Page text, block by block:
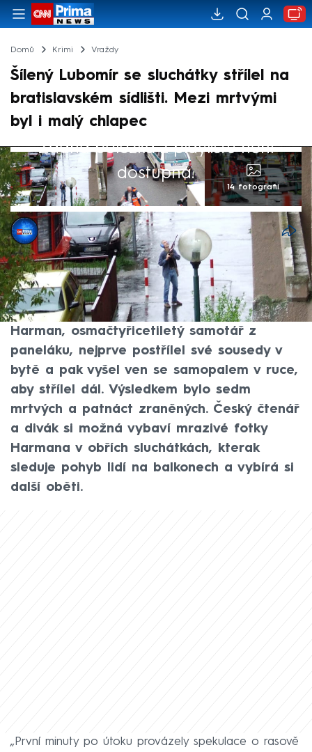
Domů Krimi Vraždy
Šílený Lubomír se sluchátky střílel na
bratislavském sídlišti. Mezi mrtvými
byl i malý chlapec
Žádná položka z playlistu není
dostupná.
14 fotografií
CNN Prima NEWS
20. bře 2026, 05:30
Bratislavská Devínská Nová Ves zažila v
srpnu 2010 jeden z nejotřesnějších zločinů v
novodobých dějinách Slovenska. Lubomír
Harman, osmačtyřicetiletý samotář z
paneláku, nejprve postřílel své sousedy v
bytě a pak vyšel ven se samopalem v ruce,
aby střílel dál. Výsledkem bylo sedm
mrtvých a patnáct zraněných. Český čtenář
a divák si možná vybaví mrazivé fotky
Harmana v obřích sluchátkách, kterak
sleduje pohyb lidí na balkonech a vybírá si
další oběti.
„První minuty po útoku provázely spekulace o rasově